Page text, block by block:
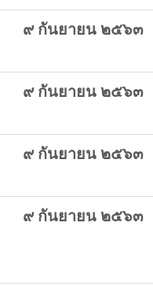
๙ กันยายน ๒๕๖๓
๙ กันยายน ๒๕๖๓
๙ กันยายน ๒๕๖๓
๙ กันยายน ๒๕๖๓